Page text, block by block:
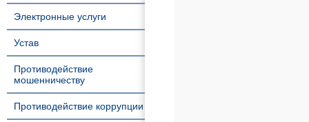
Электронные услуги
Устав
Противодействие
мошенничеству
Противодействие коррупции